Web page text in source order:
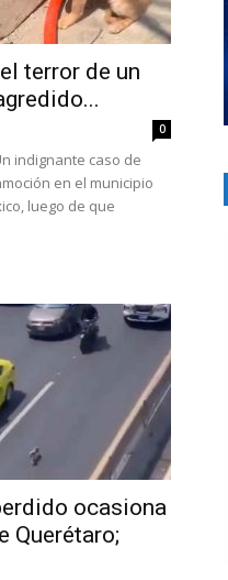
terror de un
0
indignante caso de
en el municipio
luego de que
ocasiona
Querétaro;